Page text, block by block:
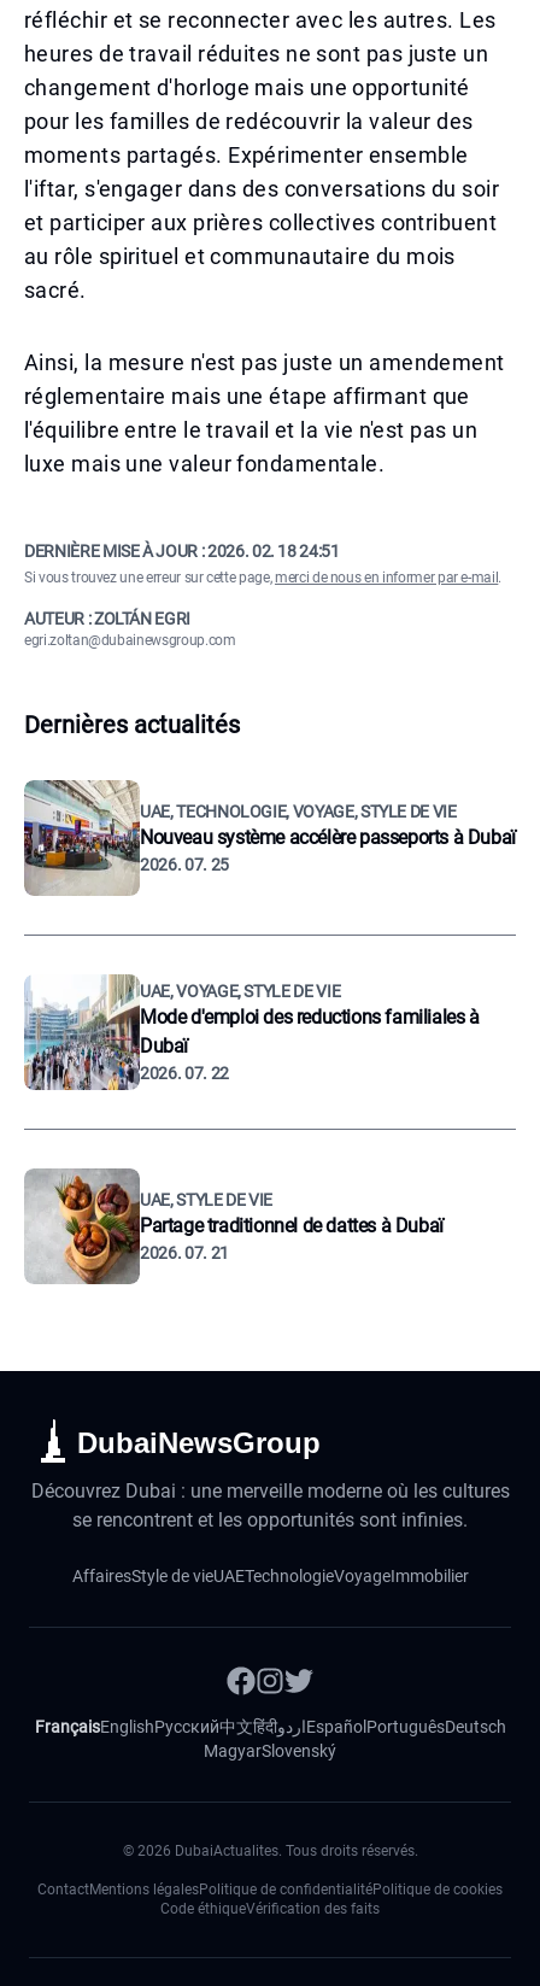
réfléchir et se reconnecter avec les autres. Les
heures de travail réduites ne sont pas juste un
changement d'horloge mais une opportunité
pour les familles de redécouvrir la valeur des
moments partagés. Expérimenter ensemble
l'iftar, s'engager dans des conversations du soir
et participer aux prières collectives contribuent
au rôle spirituel et communautaire du mois
sacré.
Ainsi, la mesure n'est pas juste un amendement
réglementaire mais une étape affirmant que
l'équilibre entre le travail et la vie n'est pas un
luxe mais une valeur fondamentale.
DERNIÈRE MISE À JOUR :2026. 02. 18 24:51
Si vous trouvez une erreur sur cette page,merci de nous en informer par e-mail .
AUTEUR : ZOLTÁN EGRI
egri.zoltan@dubainewsgroup.com
Dernières actualités
UAE, TECHNOLOGIE, VOYAGE, STYLE DE VIE
Nouveau système accélère passeports à Dubaï
2026. 07. 25
UAE, VOYAGE, STYLE DE VIE
Mode d'emploi des reductions familiales à
Dubaï
2026. 07. 22
UAE, STYLE DE VIE
Partage traditionnel de dattes à Dubaï
2026. 07. 21
DubaiNewsGroup
Découvrez Dubai : une merveille moderne où les cultures
se rencontrent et les opportunités sont infinies.
AffairesStyle de vieUAETechnologieVoyageImmobilier
FrançaisEnglishРусский中文हिंदीاردوEspañol PortuguêsDeutsch
MagyarSlovenský
© 2026 DubaiActualites. Tous droits réservés.
ContactMentions légalesPolitique de confidentialitéPolitique de cookies
Code éthiqueVérification des faits